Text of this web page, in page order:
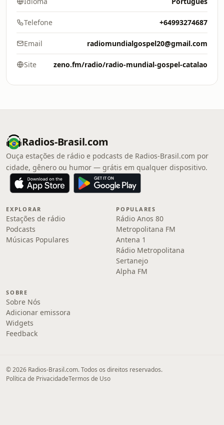
Telefone +64993274687
Email radiomundialgospel20@gmail.com
Site zeno.fm/radio/radio-mundial-gospel-catalao
Radios-Brasil.com
Ouça estações de rádio e podcasts de Radios-Brasil.com por
cidade, gênero ou humor — grátis em qualquer dispositivo.
EXPLORAR
Estações de rádio
Podcasts
Músicas Populares
POPULARES
Rádio Anos 80
Metropolitana FM
Antena 1
Rádio Metropolitana
Sertanejo
Alpha FM
SOBRE
Sobre Nós
Adicionar emissora
Widgets
Feedback
© 2026 Radios-Brasil.com. Todos os direitos reservados.
Política de PrivacidadeTermos de Uso